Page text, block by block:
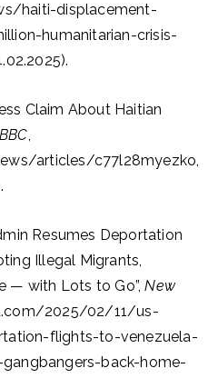
haiti-displacement-
humanitarian-crisis-
Claim About Haitian
BBC,
articles/c77l28myezko,
Resumes Deportation
Illegal Migrants,
— with Lots to Go”,New
2025/02/11/us-
flights-to-venezuela-
back-home-